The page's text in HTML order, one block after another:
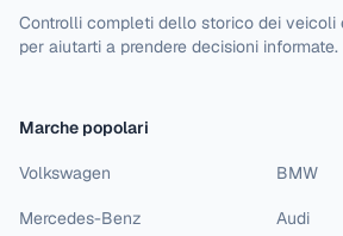
Controlli completi dello storico dei veicoli
per aiutarti a prendere decisioni informate.
Marche popolari
Volkswagen BMW
Mercedes-Benz Audi